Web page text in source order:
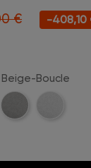
€ -408,10
Beige-Boucle
Hellgrau-